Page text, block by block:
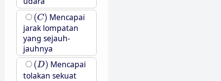
(C)
(C) Mencapai
jarak lompatan
yang sejauh-
jauhnya
(D)
(D) Mencapai
tolakan sekuat